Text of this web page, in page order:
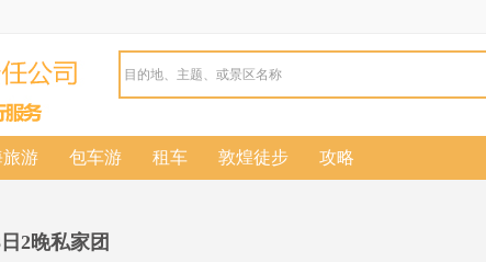
游 包车游 租车 敦煌徒步 攻略
2晚私家团